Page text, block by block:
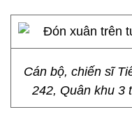
Cán bộ, chiến sĩ
242, Quân khu 3